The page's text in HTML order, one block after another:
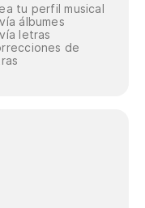
tu perfil musical
álbumes
letras
de